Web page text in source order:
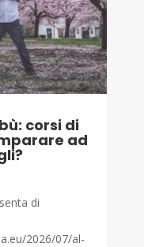
corsi di
ad
di
2026/07/al-